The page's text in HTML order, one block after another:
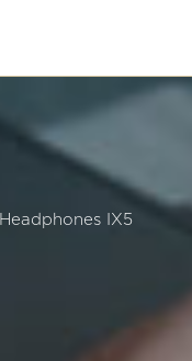
Headphones IX5